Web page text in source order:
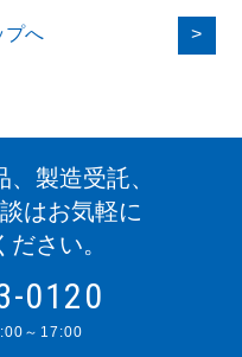
>
プへ
製造受託、
はお気軽に
さい。
0120
～17:00